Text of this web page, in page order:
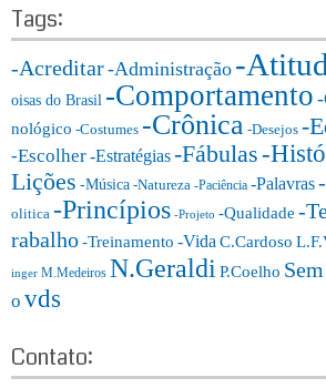
o
t
e
r
i
a
s:
Tags:
-Acreditar-Administração -
oisas do Brasil -Comportamento
nológico -Costumes -Crônica -Desejos -
-Escolher-Estratégias-Fábulas-
Lições -Música -Natureza -Paciência -Palavras
olitica -Princípios -Projeto -Qualidade -
rabalho-Treinamento -VidaC.Cardoso
inger M.Medeiros N.GeraldiP.Coelho
o vds
Contato: